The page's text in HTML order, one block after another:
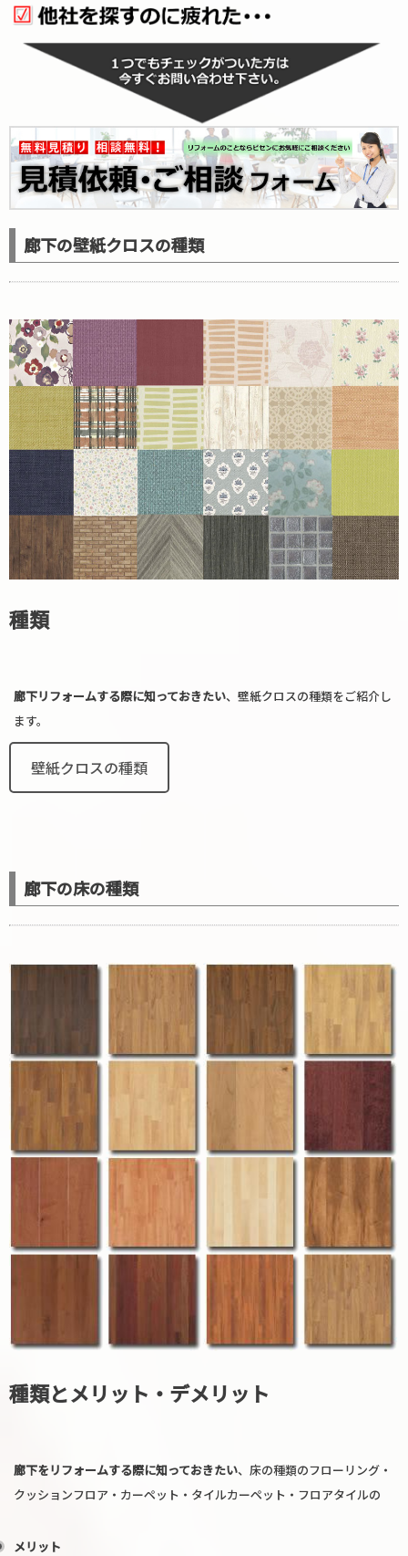
廊下の壁紙クロスの種類
種類
廊下リフォームする際に知っておきたい、壁紙クロスの種類をご紹介し
ます。
壁紙クロスの種類
廊下の床の種類
種類とメリット・デメリット
廊下をリフォームする際に知っておきたい、床の種類のフローリング・
クッションフロア・カーペット・タイルカーペット・フロアタイルの
メリット